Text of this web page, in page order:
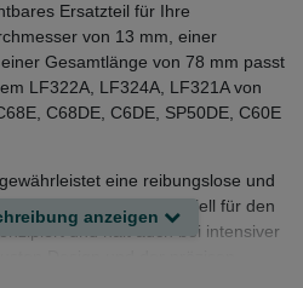
Ersatzteil für Ihre
von 13 mm, einer
Gesamtlänge von 78 mm passt
LF322A, LF324A, LF321A von
C68DE, C6DE, SP50DE, C60E
eine reibungslose und
Sie ist speziell für den
und hält auch bei intensiver
anzeigen